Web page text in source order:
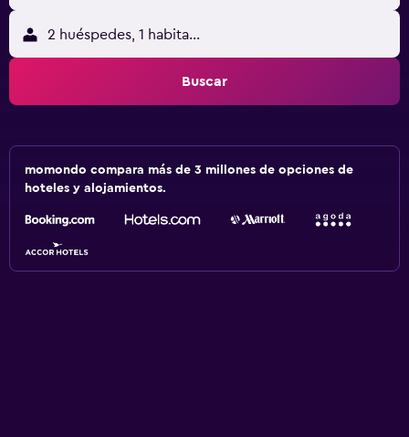
2 huéspedes, 1 habitación
Buscar
momondo compara más de 3 millones de opciones de
hoteles y alojamientos.